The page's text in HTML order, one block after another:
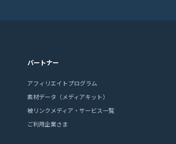
パートナー
アフィリエイトプログラム
素材データ（メディアキット）
被リンクメディア・サービス一覧
ご利用企業さま